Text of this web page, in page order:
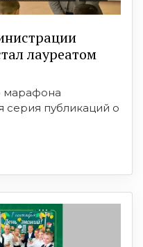
лауреатом
марафона
серия публикаций о